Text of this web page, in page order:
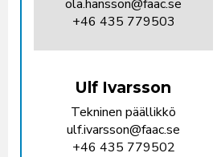
ola.hansson@faac.se
+46 435 779503
Ulf Ivarsson
Tekninen päällikkö
ulf.ivarsson@faac.se
+46 435 779502